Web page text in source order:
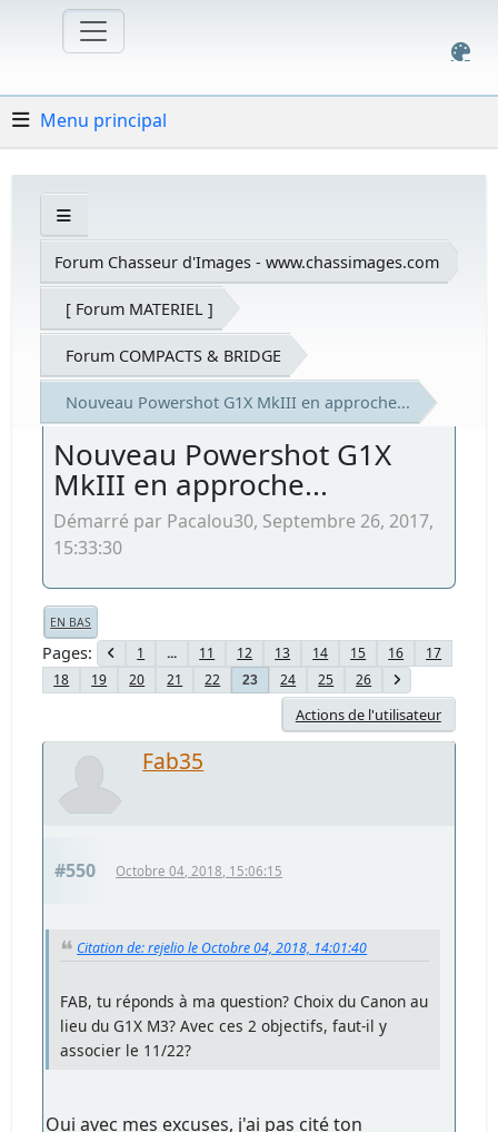
Menu principal
Forum Chasseur d'Images - www.chassimages.com
[ Forum MATERIEL ]
Forum COMPACTS & BRIDGE
Nouveau Powershot G1X MkIII en approche...
Nouveau Powershot G1X
MkIII en approche...
Démarré par Pacalou30, Septembre 26, 2017,
15:33:30
EN BAS
Pages 1 ... 11 12 13 14 15 16
17
18
19 20 21 22 23 24 25 26
Actions de l'utilisateur
Fab35
#550 Octobre 04, 2018, 15:06:15
Citation de: rejelio le Octobre 04, 2018, 14:01:40
FAB, tu réponds à ma question? Choix du Canon au
lieu du G1X M3? Avec ces 2 objectifs, faut-il y
associer le 11/22?
Oui avec mes excuses, j'ai pas cité ton